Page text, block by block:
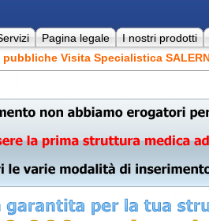
Pagina legale
I nostri prodotti
Visita Specialistica